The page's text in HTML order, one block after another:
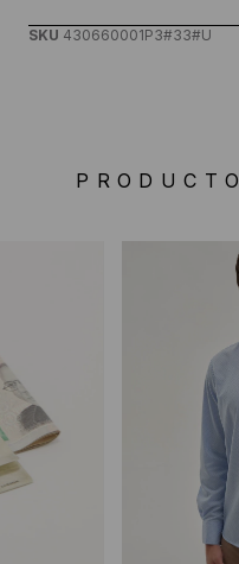
SKU 430660001P3#33#U